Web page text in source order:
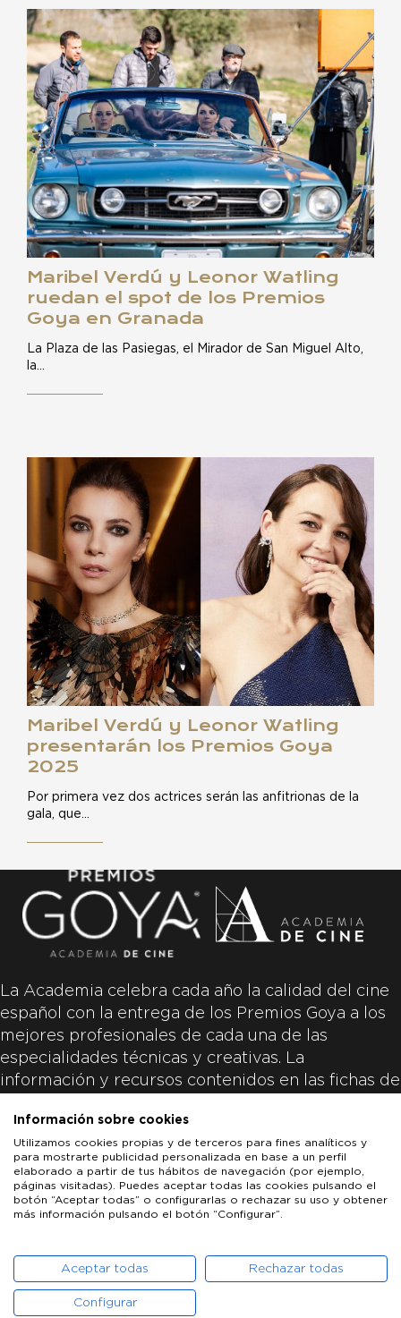
Maribel Verdú y Leonor Watling
ruedan el spot de los Premios
Goya en Granada
La Plaza de las Pasiegas, el Mirador de San Miguel Alto,
la…
Maribel Verdú y Leonor Watling
presentarán los Premios Goya
2025
Por primera vez dos actrices serán las anfitrionas de la
gala, que…
La Academia celebra cada año la calidad del cine
español con la entrega de los Premios Goya a los
mejores profesionales de cada una de las
especialidades técnicas y creativas. La
información y recursos contenidos en las fichas de
productoras de las películas y responsabilidad
única y exclusiva de las mismas.
ACADEMIA DE CINE
PATROCINADORES PRENSA CONTACTO
POLÍTICA DE COOKIES
Información sobre cookies
Utilizamos cookies propias y de terceros para fines analíticos y
para mostrarte publicidad personalizada en base a un perfil
elaborado a partir de tus hábitos de navegación (por ejemplo,
páginas visitadas). Puedes aceptar todas las cookies pulsando el
botón “Aceptar todas” o configurarlas o rechazar su uso y obtener
más información pulsando el botón “Configurar”.
Aceptar todas Rechazar todas
Configurar